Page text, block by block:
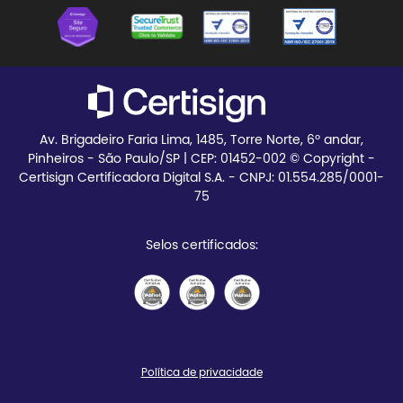
Meus pedidos
Av. Brigadeiro Faria Lima, 1485, Torre Norte, 6º andar,
Pinheiros - São Paulo/SP | CEP: 01452-002 © Copyright -
Certisign Certificadora Digital S.A. - CNPJ: 01.554.285/0001-
75
Selos certificados:
Política de privacidade